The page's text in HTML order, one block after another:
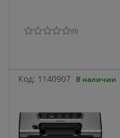
(0)
Код: 1140907 В наличии